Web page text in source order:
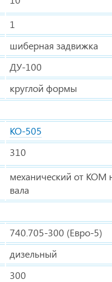
1
шиберная задвижка
ДУ-100
круглой формы
КО-505
310
механический от КОМ
вала
740.705-300 (Евро-5)
дизельный
300